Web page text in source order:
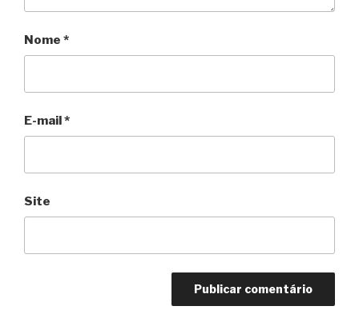
Nome *
E-mail*
Site